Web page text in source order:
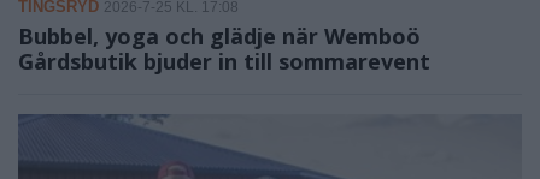
TINGSRYD 2026-7-25 KL. 17:08
Bubbel, yoga och glädje när Wemboö
Gårdsbutik bjuder in till sommarevent